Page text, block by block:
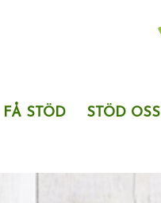
FÅ STÖD STÖD OSS